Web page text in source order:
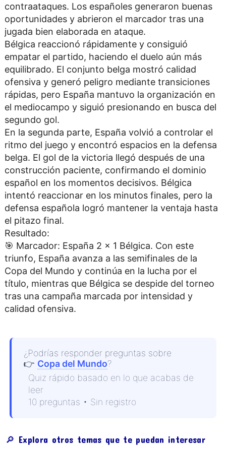
contraataques. Los españoles generaron buenas
oportunidades y abrieron el marcador tras una
jugada bien elaborada en ataque.
Bélgica reaccionó rápidamente y consiguió
empatar el partido, haciendo el duelo aún más
equilibrado. El conjunto belga mostró calidad
ofensiva y generó peligro mediante transiciones
rápidas, pero España mantuvo la organización en
el mediocampo y siguió presionando en busca del
segundo gol.
En la segunda parte, España volvió a controlar el
ritmo del juego y encontró espacios en la defensa
belga. El gol de la victoria llegó después de una
construcción paciente, confirmando el dominio
español en los momentos decisivos. Bélgica
intentó reaccionar en los minutos finales, pero la
defensa española logró mantener la ventaja hasta
el pitazo final.
Resultado:
🎯 Marcador: España 2 x 1 Bélgica. Con este
triunfo, España avanza a las semifinales de la
Copa del Mundo y continúa en la lucha por el
título, mientras que Bélgica se despide del torneo
tras una campaña marcada por intensidad y
calidad ofensiva.
¿Podrías responder preguntas sobre
👉 Copa del Mundo?
Quiz rápido basado en lo que acabas de
leer
10 preguntas • Sin registro
🔎 Explora otros temas que te puedan interesar